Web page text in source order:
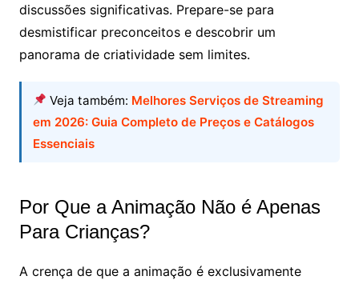
discussões significativas. Prepare-se para
desmistificar preconceitos e descobrir um
panorama de criatividade sem limites.
Veja também: Melhores Serviços de Streaming
em 2026: Guia Completo de Preços e Catálogos
Essenciais
Por Que a Animação Não é Apenas
Para Crianças?
A crença de que a animação é exclusivamente